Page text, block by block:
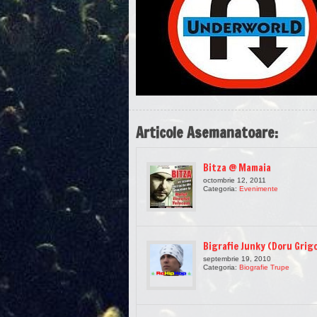
Articole Asemanatoare:
Bitza @ Mamaia
octombrie 12, 2011
Categoria: Evenimente
Bigrafie Junky (Doru
septembrie 19, 2010
Categoria: Biografie Trupe